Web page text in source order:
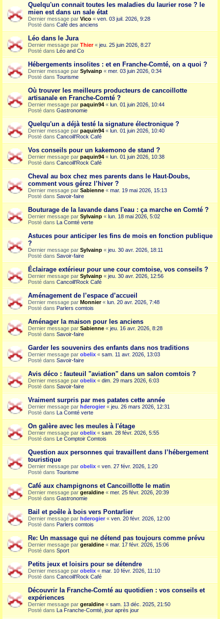
Quelqu'un connait toutes les maladies du laurier rose ? le
mien est dans un sale état
Dernier message par Vico « ven. 03 juil. 2026, 9:28
Posté dans Café des anciens
Léo dans le Jura
Dernier message par Thier« jeu. 25 juin 2026, 8:27
Posté dans Léo and Co
Hébergements insolites : et en Franche-Comté, on a quoi ?
Dernier message par Sylvainp « mer. 03 juin 2026, 0:34
Posté dans Tourisme
Où trouver les meilleurs producteurs de cancoillotte
artisanale en Franche-Comté ?
Dernier message par paquin94 « lun. 01 juin 2026, 10:44
Posté dans Gastronomie
Quelqu'un a déjà testé la signature électronique ?
Dernier message par paquin94 « lun. 01 juin 2026, 10:40
Posté dans Cancoill'Rock Café
Vos conseils pour un kakemono de stand ?
Dernier message par paquin94 « lun. 01 juin 2026, 10:38
Posté dans Cancoill'Rock Café
Cheval au box chez mes parents dans le Haut-Doubs,
comment vous gérez l’hiver ?
Dernier message par Sabienne « mar. 19 mai 2026, 15:13
Posté dans Savoir-faire
Bouturage de la lavande dans l'eau : ça marche en Comté ?
Dernier message par Sylvainp « lun. 18 mai 2026, 5:02
Posté dans La Comté verte
Astuces pour anticiper les fins de mois en fonction publique
?
Dernier message par Sylvainp « jeu. 30 avr. 2026, 18:11
Posté dans Savoir-faire
Éclairage extérieur pour une cour comtoise, vos conseils ?
Dernier message par Sylvainp « jeu. 30 avr. 2026, 12:56
Posté dans Cancoill'Rock Café
Aménagement de l’espace d’accueil
Dernier message par Monnier« lun. 20 avr. 2026, 7:48
Posté dans Parlers comtois
Aménager la maison pour les anciens
Dernier message par Sabienne « jeu. 16 avr. 2026, 8:28
Posté dans Savoir-faire
Garder les souvenirs des enfants dans nos traditions
Dernier message par obelix « sam. 11 avr. 2026, 13:03
Posté dans Savoir-faire
Avis déco : fauteuil "aviation" dans un salon comtois ?
Dernier message par obelix « dim. 29 mars 2026, 6:03
Posté dans Savoir-faire
Vraiment surpris par mes patates cette année
Dernier message par hderogier « jeu. 26 mars 2026, 12:31
Posté dans La Comté verte
On galère avec les meules à l'étage
Dernier message par obelix « sam. 28 févr. 2026, 5:55
Posté dans Le Comptoir Comtois
Question aux personnes qui travaillent dans l’hébergement
touristique
Dernier message par obelix « ven. 27 févr. 2026, 1:20
Posté dans Tourisme
Café aux champignons et Cancoillotte le matin
Dernier message par geraldine « mer. 25 févr. 2026, 20:39
Posté dans Gastronomie
Bail et poêle à bois vers Pontarlier
Dernier message par hderogier « ven. 20 févr. 2026, 12:00
Posté dans Parlers comtois
Re: Un massage qui ne détend pas toujours comme prévu
Dernier message par geraldine « mar. 17 févr. 2026, 15:06
Posté dans Sport
Petits jeux et loisirs pour se détendre
Dernier message par obelix « mar. 10 févr. 2026, 11:10
Posté dans Cancoill'Rock Café
Découvrir la Franche-Comté au quotidien : vos conseils et
expériences
Dernier message par geraldine « sam. 13 déc. 2025, 21:50
Posté dans La Franche-Comté, jour après jour